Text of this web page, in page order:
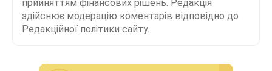
прийняттям фінансових рішень. Редакція
здійснює модерацію коментарів відповідно до
Редакційної політики сайту.